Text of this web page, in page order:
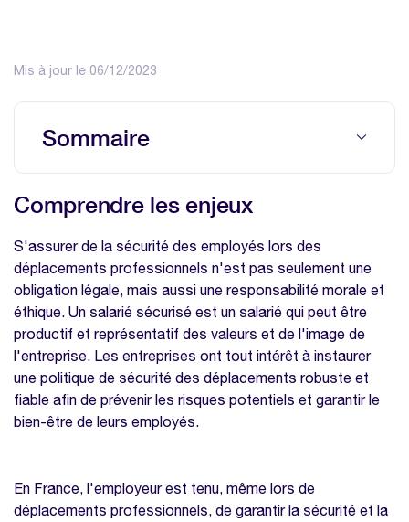
Mis à jour le 06/12/2023
Sommaire
Quels sont les risques les plus courants ?
Prenez la meilleure décision grâce à notre
grille comparative de logiciels SIRH
gratuite
Comment bien préparer un déplacement
professionnel ?
Analyser le contexte de destination
Briefing et formation des employés
grille comparative de logiciels SIRH
gratuite
Comprendre les enjeux
S'assurer de la sécurité des employés lors des
déplacements professionnels n'est pas seulement une
obligation légale, mais aussi une responsabilité morale et
éthique. Un salarié sécurisé est un salarié qui peut être
productif et représentatif des valeurs et de l'image de
l'entreprise. Les entreprises ont tout intérêt à instaurer
une politique de sécurité des déplacements robuste et
fiable afin de prévenir les risques potentiels et garantir le
bien-être de leurs employés.
En France, l'employeur est tenu, même lors de
déplacements professionnels, de garantir la sécurité et la